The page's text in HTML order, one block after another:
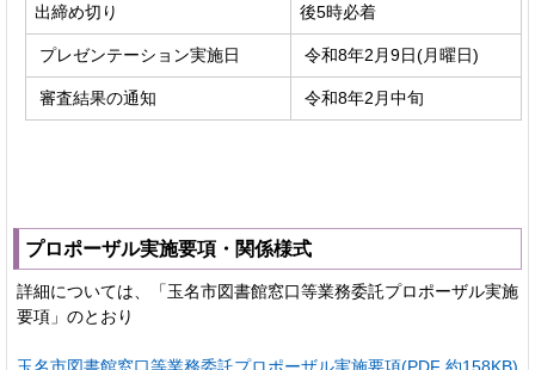
出締め切り
後5時必着
プレゼンテーション実施日 令和8年2月9日(月曜日)
審査結果の通知 令和8年2月中旬
プロポーザル実施要項・関係様式
詳細については、「玉名市図書館窓口等業務委託プロポーザル実施
要項」のとおり